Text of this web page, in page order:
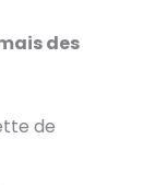
des
de